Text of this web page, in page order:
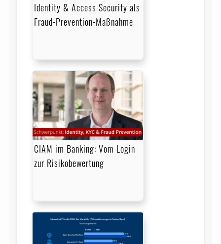
Identity & Access Security als
Fraud-Prevention-Maßnahme
CIAM im Banking: Vom Login
zur Risikobewertung